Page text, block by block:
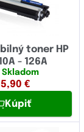
toner HP
- 126A
Skladom
€
Kúpiť